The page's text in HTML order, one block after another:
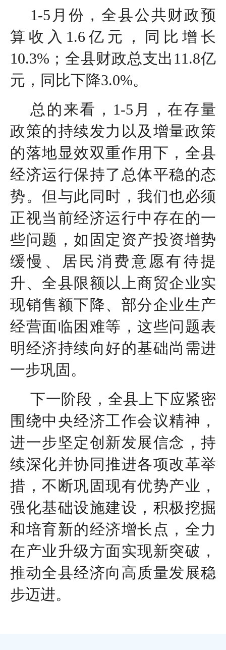
1-5月份，全县公共财政预
算收入1.6亿元，同比增长
10.3%；全县财政总支出11.8亿
元，同比下降3.0%。
总的来看，1-5月，在存量
政策的持续发力以及增量政策
的落地显效双重作用下，全县
经济运行保持了总体平稳的态
势。但与此同时，我们也必须
正视当前经济运行中存在的一
些问题，如固定资产投资增势
缓慢、居民消费意愿有待提
升、全县限额以上商贸企业实
现销售额下降、部分企业生产
经营面临困难等，这些问题表
明经济持续向好的基础尚需进
一步巩固。
下一阶段，全县上下应紧密
围绕中央经济工作会议精神，
进一步坚定创新发展信念，持
续深化并协同推进各项改革举
措，不断巩固现有优势产业，
强化基础设施建设，积极挖掘
和培育新的经济增长点，全力
在产业升级方面实现新突破，
推动全县经济向高质量发展稳
步迈进。